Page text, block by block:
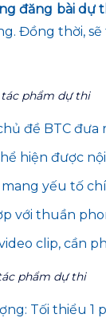
đăng bài dự
Đồng thời,
phẩm dự thi
đề BTC đưa
hiện được
yếu tố
với thuần
clip, cần
phẩm dự thi
Tối thiểu 1